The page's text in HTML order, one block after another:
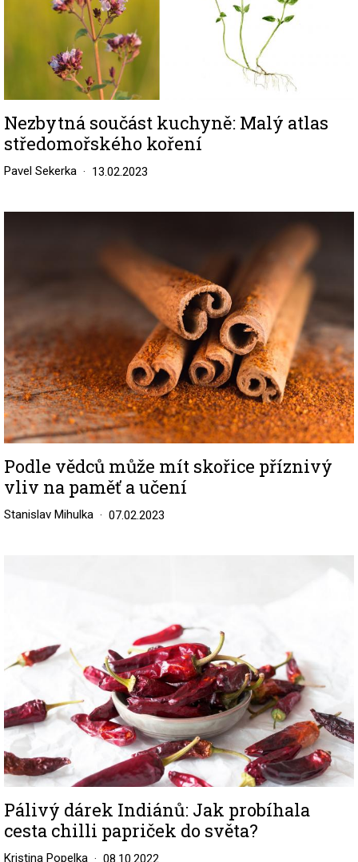
Nezbytná součást kuchyně: Malý atlas
středomořského koření
Pavel Sekerka 13.02.2023
Podle vědců může mít skořice příznivý
vliv na paměť a učení
Stanislav Mihulka 07.02.2023
Pálivý dárek Indiánů: Jak probíhala
cesta chilli papriček do světa?
Kristina Popelka 08.10.2022